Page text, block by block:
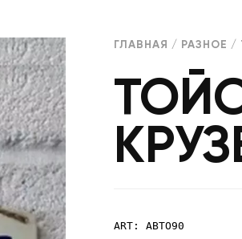
ГЛАВНАЯ / РАЗНОЕ /
ART: АВТО90